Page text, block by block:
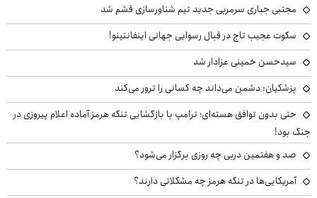
مجتبی جباری سرمربی جدید تیم شناورسازی قشم شد
سکوت عجیب تاج در قبال رسوایی جهانی اینفانتینو!
سیدحسن خمینی عزادار شد
پزشکیان: دشمن می‌داند چه کسانی را ترور می‌کند
حتی بدون توافق هسته‌ای؛ ترامپ با بازگشایی تنگه هرمز آماده اعلام پیروزی در
جنگ بود!
صد و هفتمین دربی چه روزی برگزار می‌شود؟
آمریکایی‌ها در تنگه هرمز چه مشکلاتی دارند؟